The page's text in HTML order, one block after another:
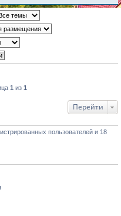
1 из 1
Перейти
пользователей и 18